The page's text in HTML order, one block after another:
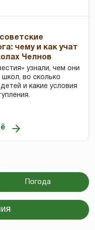
чему и как учат
Челнов
узнали, чем они
во сколько
и какие условия
Погода